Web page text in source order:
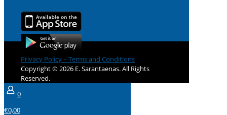
Privacy Policy – Terms and Conditions
Copyright © 2026 E. Sarantaenas. All Rights
Reserved.
0
€0,00